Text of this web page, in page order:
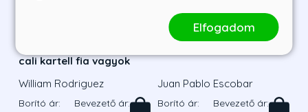
cali kartell fia vagyok
William Rodriguez
Borító ár: Bevezető ár:
Apám, a drogbáró
Juan Pablo Escobar
Borító ár: Bevezető ár:
Elfogadom